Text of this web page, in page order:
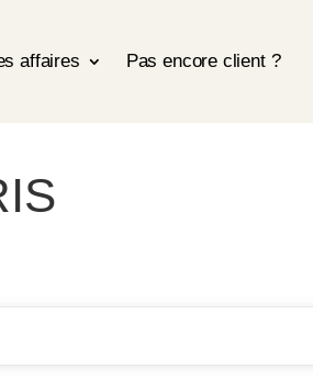
affaires Pas encore client ?